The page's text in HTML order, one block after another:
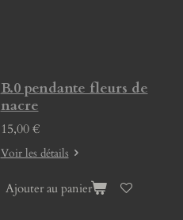
B.0 pendante fleurs de
nacre
15,00 €
Voir les détails
Ajouter au panier